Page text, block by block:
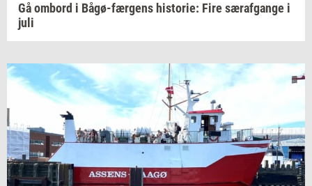
Gå ombord i Bågø-færgens historie: Fire særafgange i
juli